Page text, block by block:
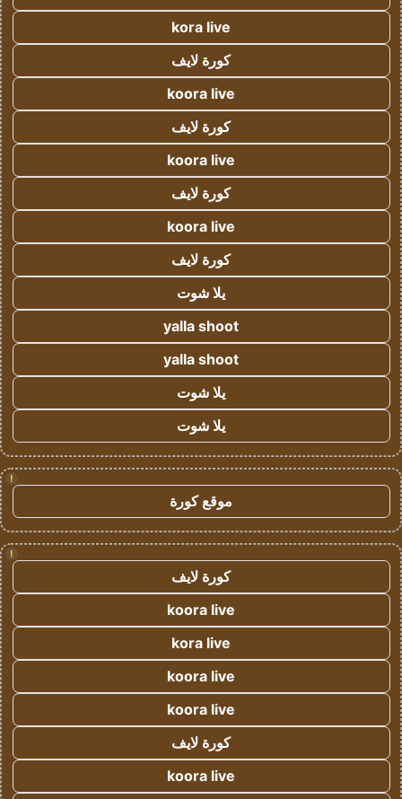
kora live
كورة لايف
koora live
كورة لايف
koora live
كورة لايف
koora live
كورة لايف
يلا شوت
yalla shoot
yalla shoot
يلا شوت
يلا شوت
!
موقع كورة
!
كورة لايف
koora live
kora live
koora live
koora live
كورة لايف
koora live